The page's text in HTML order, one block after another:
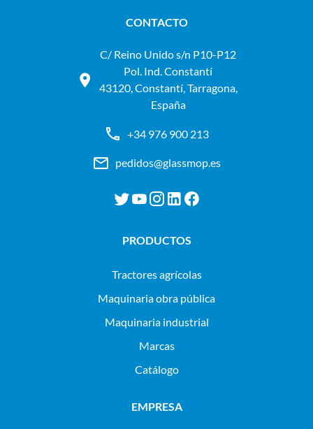
CONTACTO
C/ Reino Unido s/n P10-P12
Pol. Ind. Constantí
43120, Constantí, Tarragona,
España
+34 976 900 213
pedidos@glassmop.es
PRODUCTOS
tractores agrícolas
maquinaria obra pública
maquinaria industrial
Marcas
Catálogo
EMPRESA